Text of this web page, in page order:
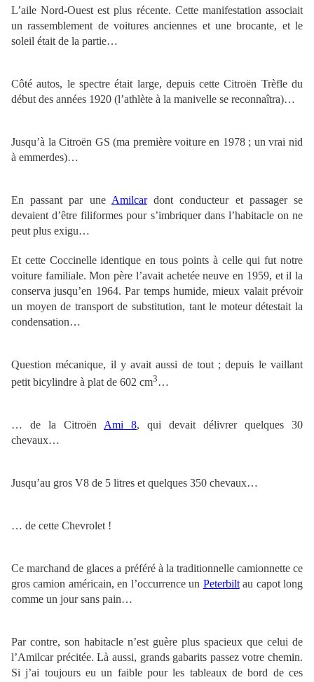
L’aile Nord-Ouest est plus récente. Cette manifestation associait
un rassemblement de voitures anciennes et une brocante, et le
soleil était de la partie…
Côté autos, le spectre était large, depuis cette Citroën Trèfle du
début des années 1920 (l’athlète à la manivelle se reconnaîtra)…
Jusqu’à la Citroën GS (ma première voiture en 1978 ; un vrai nid
à emmerdes)…
En passant par une Amilcardont conducteur et passager se
devaient d’être filiformes pour s’imbriquer dans l’habitacle on ne
peut plus exigu…
Et cette Coccinelle identique en tous points à celle qui fut notre
voiture familiale. Mon père l’avait achetée neuve en 1959, et il la
conserva jusqu’en 1964. Par temps humide, mieux valait prévoir
un moyen de transport de substitution, tant le moteur détestait la
condensation…
Question mécanique, il y avait aussi de tout ; depuis le vaillant
petit bicylindre à plat de 602 cm3…
… de la Citroën Ami 8, qui devait délivrer quelques 30
chevaux…
Jusqu’au gros V8 de 5 litres et quelques 350 chevaux…
… de cette Chevrolet !
Ce marchand de glaces a préféré à la traditionnelle camionnette ce
gros camion américain, en l’occurrence un Peterbiltau capot long
comme un jour sans pain…
Par contre, son habitacle n’est guère plus spacieux que celui de
l’Amilcar précitée. Là aussi, grands gabarits passez votre chemin.
Si j’ai toujours eu un faible pour les tableaux de bord de ces